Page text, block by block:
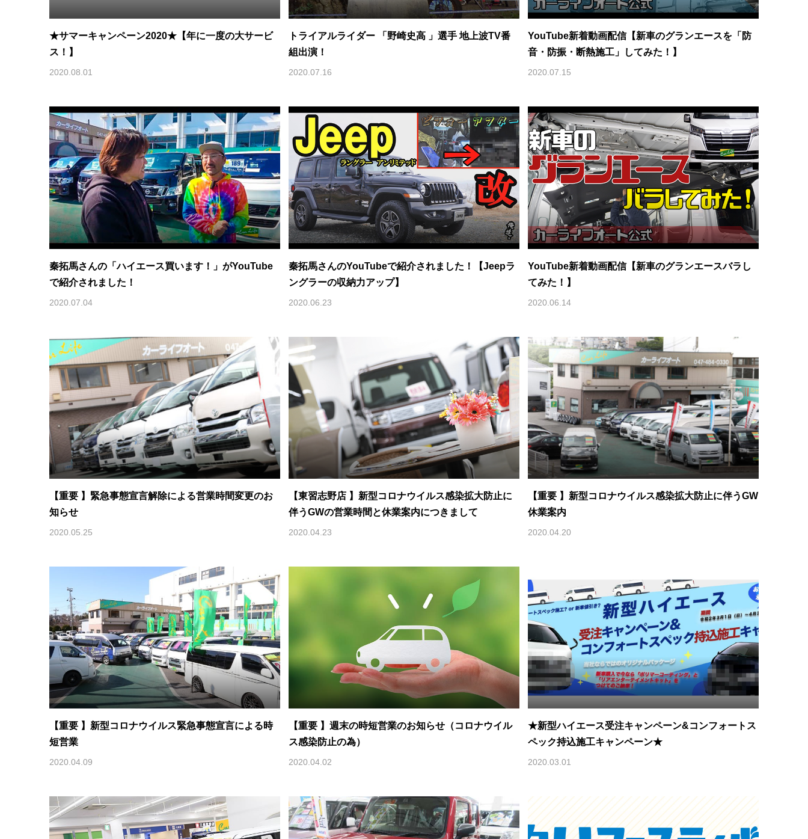
★サマーキャンペーン2020★【年に一度の大サービ
ス！】
2020.08.01
トライアルライダー 「野崎史高 」選手 地上波TV番
組出演！
2020.07.16
YouTube新着動画配信【新車のグランエースを「防
音・防振・断熱施工」してみた！】
2020.07.15
秦拓馬さんの「ハイエース買います！」がYouTube
で紹介されました！
2020.07.04
秦拓馬さんのYouTubeで紹介されました！【Jeepラ
ングラーの収納力アップ】
2020.06.23
YouTube新着動画配信【新車のグランエースバラし
てみた！】
2020.06.14
【重要 】緊急事態宣言解除による営業時間変更のお
知らせ
2020.05.25
【東習志野店 】新型コロナウイルス感染拡大防止に
伴うGWの営業時間と休業案内につきまして
2020.04.23
【重要 】新型コロナウイルス感染拡大防止に伴うGW
休業案内
2020.04.20
【重要 】新型コロナウイルス緊急事態宣言による時
短営業
2020.04.09
【重要 】週末の時短営業のお知らせ（コロナウイル
ス感染防止の為）
2020.04.02
★新型ハイエース受注キャンペーン&コンフォートス
ペック持込施工キャンペーン★
2020.03.01